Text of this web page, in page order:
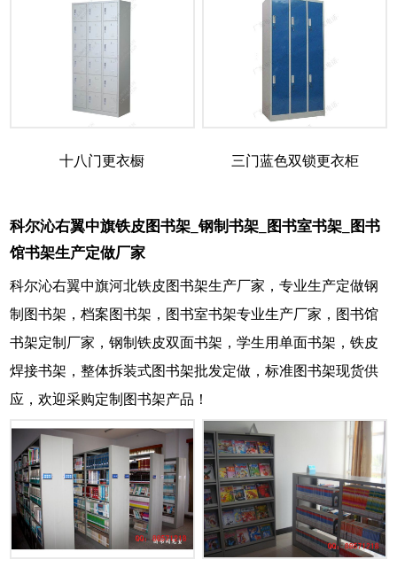
十八门更衣橱 三门蓝色双锁更衣柜
科尔沁右翼中旗铁皮图书架_钢制书架_图书室书架_图书
馆书架生产定做厂家
科尔沁右翼中旗河北铁皮图书架生产厂家，专业生产定做钢
制图书架，档案图书架，图书室书架专业生产厂家，图书馆
书架定制厂家，钢制铁皮双面书架，学生用单面书架，铁皮
焊接书架，整体拆装式图书架批发定做，标准图书架现货供
应，欢迎采购定制图书架产品！